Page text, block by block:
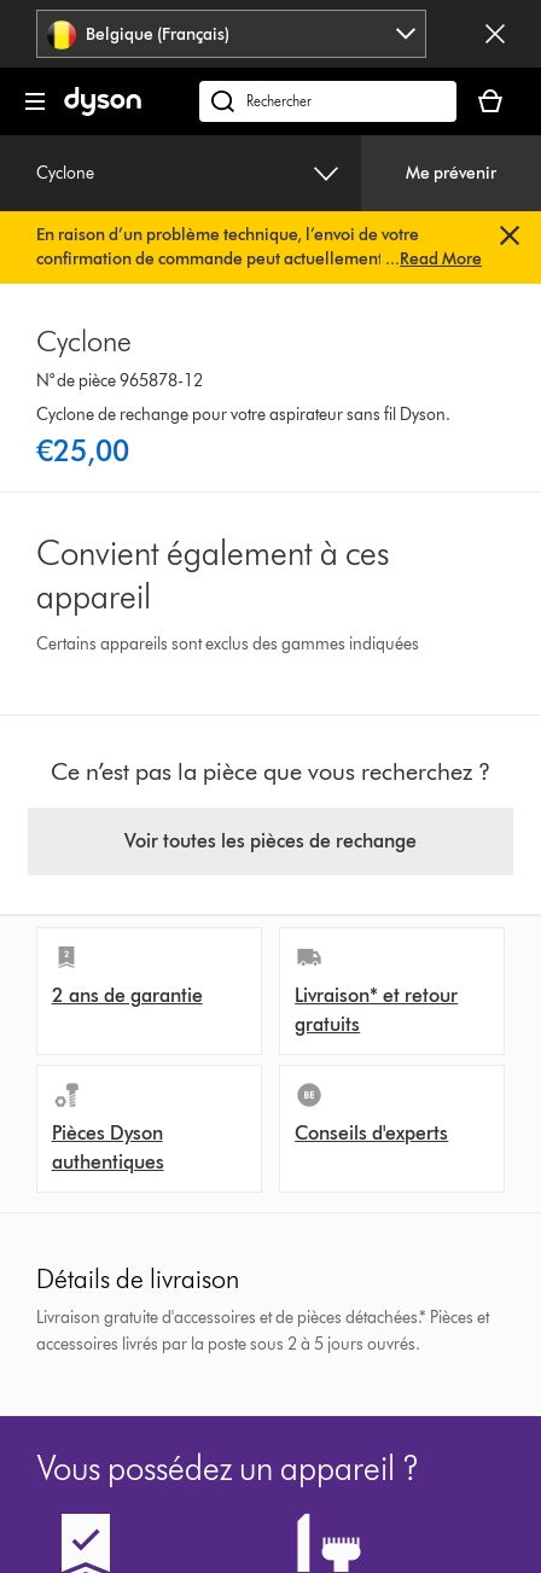
Sauter
pages
Belgique (Français)
Rechercher
des
panier
est
Cyclone Me prévenir
En raison d’un problème technique, l’envoi de votre
confirmation de commande peut actuellement être
retardé. Nous travaillons déjà à une solution rapide.Vous
commande vous sera envoyée automatiquement dans les
plus brefs délais.
...Read More
Cyclone
N° de pièce 965878-12
Cyclone de rechange pour votre aspirateur sans fil Dyson.
€25,00
Convient également à ces
appareil
Certains appareils sont exclus des gammes indiquées
Ce n’est pas la pièce que vous recherchez ?
Voir toutes les pièces de rechange
2 ans de garantie
Livraison* et retour
gratuits
Pièces Dyson
authentiques
Conseils d'experts
Détails de livraison
Livraison gratuite d'accessoires et de pièces détachées.* Pièces et
accessoires livrés par la poste sous 2 à 5 jours ouvrés.
Vous possédez un appareil ?